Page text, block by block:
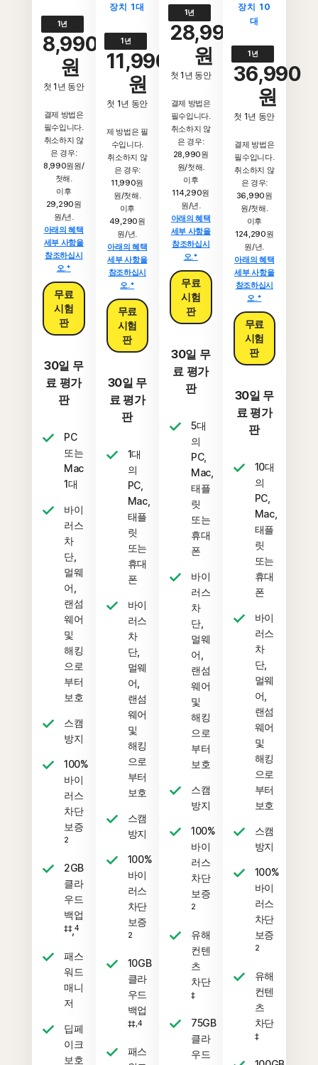
1년
8,990
원
첫 1년 동안
결제 방법은
필수입니다.
취소하지 않
은 경우:
8,990원원/
첫해.
이후
29,290원
원/년.
아래의 혜택
세부 사항을
참조하십시
오.*
무료
시험
판
30일 무
료 평가
판
PC
또는
Mac
1대
바이
러스
차
단,
멀웨
어,
랜섬
웨어
및
해킹
으로
부터
보호
스캠
방지
100%
바이
러스
차단
보증
2
2GB
클라
우드
백업
‡‡,4
패스
워드
매니
저
딥페
이크
보호
장치 1대
1년
11,990
원
첫 1년 동안
제 방법은 필
수입니다.
취소하지 않
은 경우:
11,990원
원/첫해.
이후
49,290원
원/년.
아래의 혜택
세부 사항을
참조하십시
오.*
무료
시험
판
30일 무
료 평가
판
1대
의
PC,
Mac,
태플
릿
또는
휴대
폰
바이
러스
차
단,
멀웨
어,
랜섬
웨어
및
해킹
으로
부터
보호
스캠
방지
100%
바이
러스
차단
보증
2
10GB
클라
우드
백업
‡‡,4
패스
1년
28,990
원
첫 1년 동안
결제 방법은
필수입니다.
취소하지 않
은 경우:
28,990원
원/첫해.
이후
114,290원
원/년.
아래의 혜택
세부 사항을
참조하십시
오.*
무료
시험
판
30일 무
료 평가
판
5대
의
PC,
Mac,
태플
릿
또는
휴대
폰
바이
러스
차
단,
멀웨
어,
랜섬
웨어
및
해킹
으로
부터
보호
스캠
방지
100%
바이
러스
차단
보증
2
유해
컨텐
츠
차단
‡
75GB
클라
우드
장치 10
대
1년
36,990
원
첫 1년 동안
결제 방법은
필수입니다.
취소하지 않
은 경우:
36,990원
원/첫해.
이후
124,290원
원/년.
아래의 혜택
세부 사항을
참조하십시
오.*
무료
시험
판
30일 무
료 평가
판
10대
의
PC,
Mac,
태플
릿
또는
휴대
폰
바이
러스
차
단,
멀웨
어,
랜섬
웨어
및
해킹
으로
부터
보호
스캠
방지
100%
바이
러스
차단
보증
2
유해
컨텐
츠
차단
‡